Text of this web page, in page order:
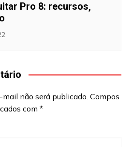
Pro 8: recursos,
não será publicado. Campos
com *